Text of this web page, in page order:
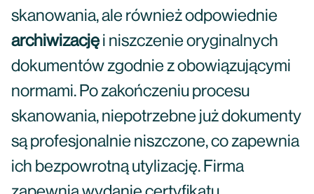
skanowania, ale również odpowiednie
archiwizacjęi niszczenie oryginalnych
dokumentów zgodnie z obowiązującymi
normami. Po zakończeniu procesu
skanowania, niepotrzebne już dokumenty
są profesjonalnie niszczone, co zapewnia
ich bezpowrotną utylizację. Firma